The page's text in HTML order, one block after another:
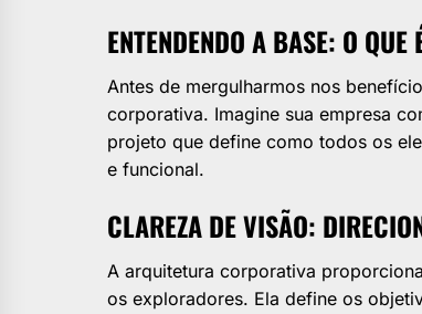
ENTENDENDO A BASE: O
Antes de mergulharmos nos
corporativa. Imagine sua empresa
projeto que define como todos os
e funcional.
CLAREZA DE VISÃO:
A arquitetura corporativa
os exploradores. Ela define os